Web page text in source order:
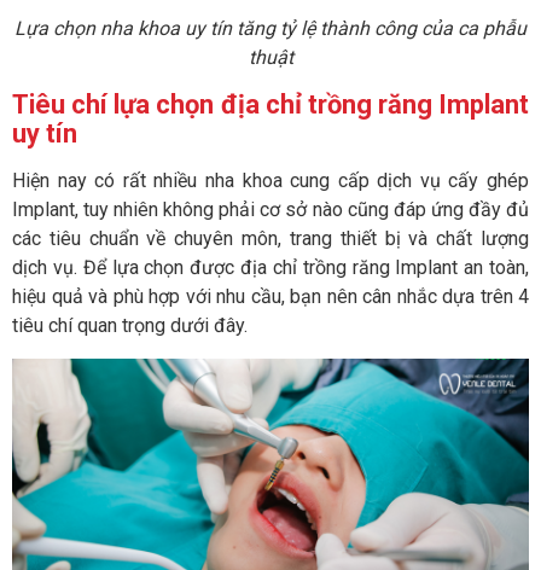
Lựa chọn nha khoa uy tín tăng tỷ lệ thành công của ca phẫu
thuật
Tiêu chí lựa chọn địa chỉ trồng răng Implant
uy tín
Hiện nay có rất nhiều nha khoa cung cấp dịch vụ cấy ghép
Implant, tuy nhiên không phải cơ sở nào cũng đáp ứng đầy đủ
các tiêu chuẩn về chuyên môn, trang thiết bị và chất lượng
dịch vụ. Để lựa chọn được địa chỉ trồng răng Implant an toàn,
hiệu quả và phù hợp với nhu cầu, bạn nên cân nhắc dựa trên 4
tiêu chí quan trọng dưới đây.